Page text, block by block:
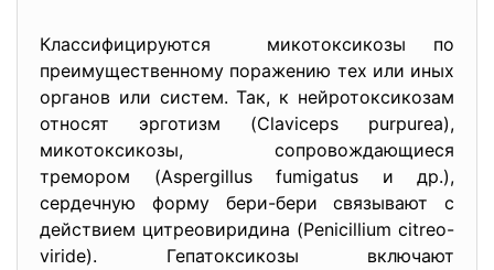
Классифицируются микотоксикозы по
преимущественному поражению тех или иных
органов или систем. Так, к нейротоксикозам
относят эрготизм (Claviceps purpurea),
микотоксикозы, сопровождающиеся
тремором (Aspergillus fumigatus и др.),
сердечную форму бери-бери связывают с
действием цитреовиридина (Penicillium citrеo-
viride). Гепатоксикозы включают